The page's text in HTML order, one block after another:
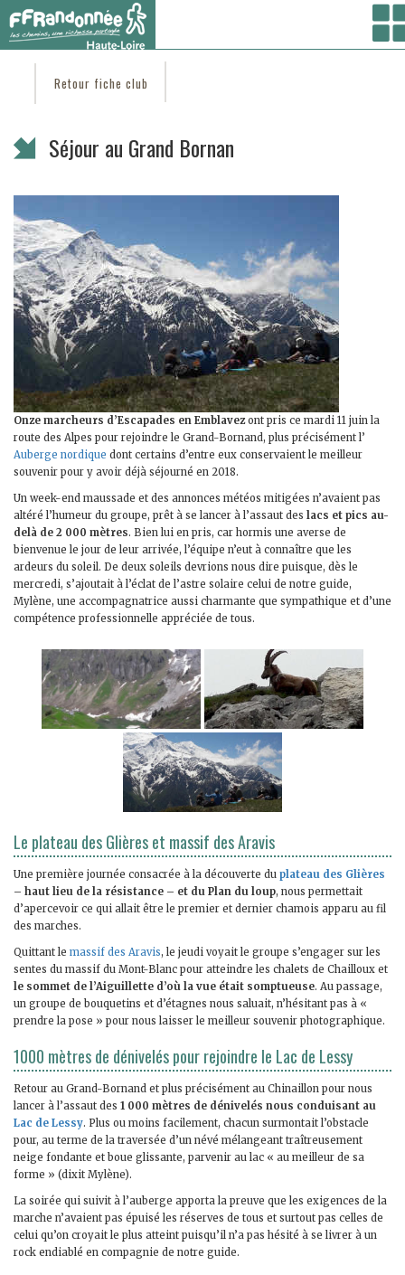
Vous êtes ici :Accueil/ Coté clubs /
/ Séjour
au Grand Bornan
Retour fiche club
Séjour au Grand Bornan
Onze marcheurs d’Escapades en Emblavezont pris ce mardi 11 juin la
route des Alpes pour rejoindre le Grand-Bornand, plus précisément l’
Auberge nordique dont certains d’entre eux conservaient le meilleur
souvenir pour y avoir déjà séjourné en 2018.
Un week-end maussade et des annonces météos mitigées n’avaient pas
altéré l’humeur du groupe, prêt à se lancer à l’assaut des lacs et pics au-
delà de 2 000 mètres. Bien lui en pris, car hormis une averse de
bienvenue le jour de leur arrivée, l’équipe n’eut à connaître que les
ardeurs du soleil. De deux soleils devrions nous dire puisque, dès le
mercredi, s’ajoutait à l’éclat de l’astre solaire celui de notre guide,
Mylène, une accompagnatrice aussi charmante que sympathique et d’une
compétence professionnelle appréciée de tous.
Le plateau des Glières et massif des Aravis
Une première journée consacrée à la découverte du plateau des Glières
– haut lieu de la résistance – et du Plan du loup, nous permettait
d’apercevoir ce qui allait être le premier et dernier chamois apparu au fil
des marches.
Quittant le massif des Aravis, le jeudi voyait le groupe s’engager sur les
sentes du massif du Mont-Blanc pour atteindre les chalets de Chailloux et
le sommet de l’Aiguillette d’où la vue était somptueuse. Au passage,
un groupe de bouquetins et d’étagnes nous saluait, n’hésitant pas à «
prendre la pose » pour nous laisser le meilleur souvenir photographique.
1000 mètres de dénivelés pour rejoindre le Lac de Lessy
Retour au Grand-Bornand et plus précisément au Chinaillon pour nous
lancer à l’assaut des 1 000 mètres de dénivelés nous conduisant au
Lac de Lessy. Plus ou moins facilement, chacun surmontait l’obstacle
pour, au terme de la traversée d’un névé mélangeant traîtreusement
neige fondante et boue glissante, parvenir au lac « au meilleur de sa
forme » (dixit Mylène).
La soirée qui suivit à l’auberge apporta la preuve que les exigences de la
marche n’avaient pas épuisé les réserves de tous et surtout pas celles de
celui qu’on croyait le plus atteint puisqu’il n’a pas hésité à se livrer à un
rock endiablé en compagnie de notre guide.